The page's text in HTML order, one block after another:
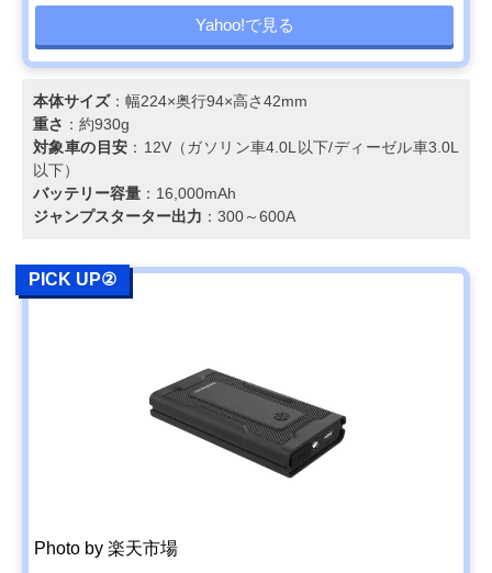
Yahoo!で見る
本体サイズ：幅224×奥行94×高さ42mm
重さ ：約930g
対象車の目安 ：12V（ガソリン車4.0L以下/ディーゼル車3.0L
以下）
バッテリー容量 ：16,000mAh
ジャンプスターター出力 ：300～600A
PICK UP②
Photo by 楽天市場